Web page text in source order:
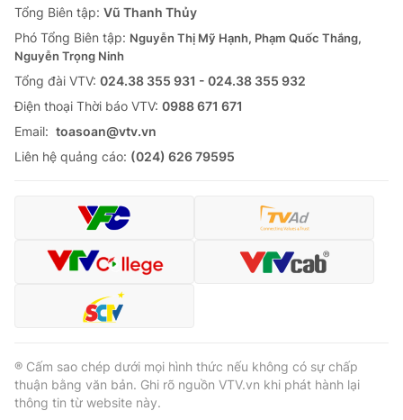
Thị trường 24h
VTV4 Vươn mình bằng AI
VTV9
Theo dõi báo trên
Tổng Biên tập: Vũ Thanh Thủy
Phó Tổng Biên tập: Nguyễn Thị Mỹ Hạnh, Phạm Quốc Thắng,
Nguyễn Trọng Ninh
Tổng đài VTV: 024.38 355 931 - 024.38 355 932
Ðiện thoại Thời báo VTV: 0988 671 671
Email: toasoan@vtv.vn
Liên hệ quảng cáo: (024) 626 79595
® Cấm sao chép dưới mọi hình thức nếu không có sự chấp
thuận bằng văn bản. Ghi rõ nguồn VTV.vn khi phát hành lại
thông tin từ website này.